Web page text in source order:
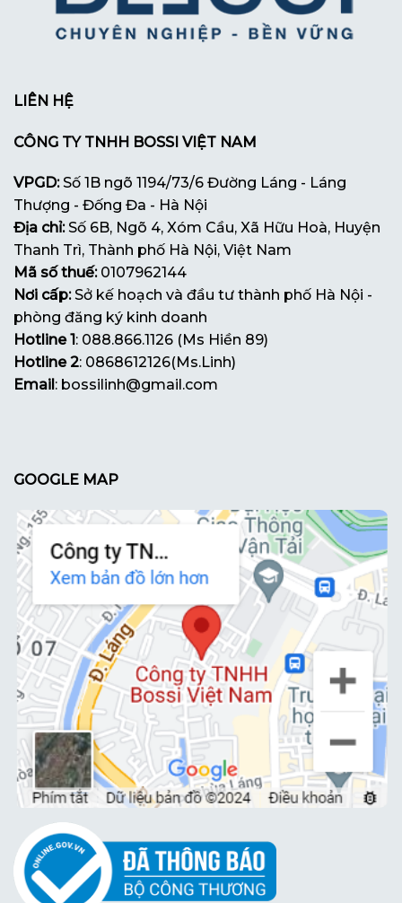
LIÊN HỆ
CÔNG TY TNHH BOSSI VIỆT NAM
VPGD:Số 1B ngõ 1194/73/6 Đường Láng - Láng
Thượng - Đống Đa - Hà Nội
Địa chỉ:Số 6B, Ngõ 4, Xóm Cầu, Xã Hữu Hoà, Huyện
Thanh Trì, Thành phố Hà Nội, Việt Nam
Mã số thuế:0107962144
Nơi cấp:Sở kế hoạch và đầu tư thành phố Hà Nội -
phòng đăng ký kinh doanh
Hotline 1 : 088.866.1126 (Ms Hiền 89)
Hotline 2: 0868612126(Ms.Linh)
Email : bossilinh@gmail.com
GOOGLE MAP